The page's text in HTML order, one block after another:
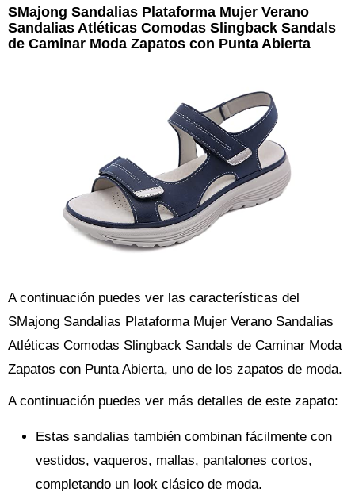
SMajong Sandalias Plataforma Mujer Verano
Sandalias Atléticas Comodas Slingback Sandals
de Caminar Moda Zapatos con Punta Abierta
A continuación puedes ver las características del
SMajong Sandalias Plataforma Mujer Verano Sandalias
Atléticas Comodas Slingback Sandals de Caminar Moda
Zapatos con Punta Abierta, uno de los zapatos de moda.
A continuación puedes ver más detalles de este zapato:
Estas sandalias también combinan fácilmente con
vestidos, vaqueros, mallas, pantalones cortos,
completando un look clásico de moda.